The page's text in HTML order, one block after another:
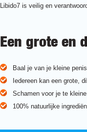
Libido7 is veilig en
Een grote en
Baal je van je kleine
Iedereen kan een grote,
Schamen voor je te
100% natuurlijke